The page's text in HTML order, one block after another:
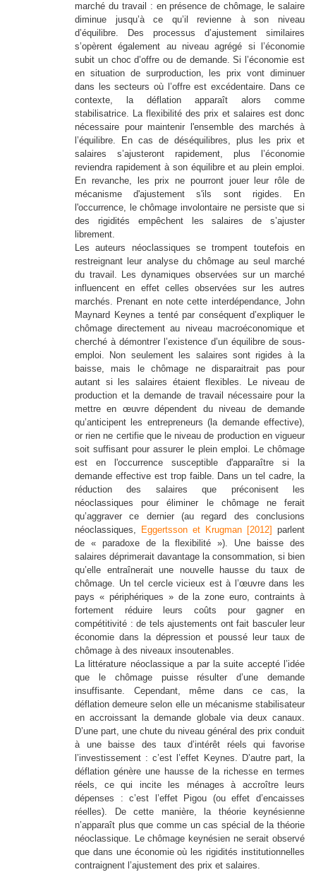
marché du travail : en présence de chômage, le salaire
diminue jusqu’à ce qu’il revienne à son niveau
d’équilibre. Des processus d’ajustement similaires
s’opèrent également au niveau agrégé si l’économie
subit un choc d’offre ou de demande. Si l’économie est
en situation de surproduction, les prix vont diminuer
dans les secteurs où l’offre est excédentaire. Dans ce
contexte, la déflation apparaît alors comme
stabilisatrice. La flexibilité des prix et salaires est donc
nécessaire pour maintenir l'ensemble des marchés à
l’équilibre. En cas de déséquilibres, plus les prix et
salaires s’ajusteront rapidement, plus l’économie
reviendra rapidement à son équilibre et au plein emploi.
En revanche, les prix ne pourront jouer leur rôle de
mécanisme d'ajustement s'ils sont rigides.
En
l'occurrence, le chômage involontaire ne persiste que si
des rigidités empêchent les salaires de s’ajuster
librement.
Les auteurs néoclassiques se trompent toutefois en
restreignant leur analyse du chômage au seul marché
du travail. Les dynamiques observées sur un marché
influencent en effet celles observées sur les autres
marchés. Prenant en note cette interdépendance, John
Maynard Keynes a tenté par conséquent d’expliquer le
chômage directement au niveau macroéconomique et
cherché à démontrer l’existence d’un équilibre de sous-
emploi. Non seulement les salaires sont rigides à la
baisse, mais le chômage ne disparaitrait pas pour
autant si les salaires étaient flexibles. Le niveau de
production et la demande de travail nécessaire pour la
mettre en œuvre dépendent du niveau de demande
qu’anticipent les entrepreneurs (la demande effective),
or rien ne certifie que le niveau de production en vigueur
soit suffisant pour assurer le plein emploi. Le chômage
est en l'occurrence susceptible d'apparaître si la
demande effective est trop faible. Dans un tel cadre, la
réduction des salaires que préconisent les
néoclassiques pour éliminer le chômage ne ferait
qu’aggraver ce dernier (au regard des conclusions
néoclassiques,
Eggertsson et Krugman [2012] parlent
de « paradoxe de la flexibilité »). Une baisse des
salaires déprimerait davantage la consommation, si bien
qu’elle entraînerait une nouvelle hausse du taux de
chômage. Un tel cercle vicieux est à l’œuvre dans les
pays « périphériques » de la zone euro, contraints à
fortement réduire leurs coûts pour gagner en
compétitivité : de tels ajustements ont fait basculer leur
économie dans la dépression et poussé leur taux de
chômage à des niveaux insoutenables.
La littérature néoclassique a par la suite accepté l’idée
que le chômage puisse résulter d’une demande
insuffisante. Cependant, même dans ce cas, la
déflation demeure selon elle un mécanisme stabilisateur
en accroissant la demande globale via deux canaux.
D’une part, une chute du niveau général des prix conduit
à une baisse des taux d’intérêt réels qui favorise
l’investissement : c’est l’effet Keynes. D’autre part, la
déflation génère une hausse de la richesse en termes
réels, ce qui incite les ménages à accroître leurs
dépenses : c’est l’effet Pigou (ou effet d’encaisses
réelles). De cette manière, la théorie keynésienne
n’apparaît plus que comme un cas spécial de la théorie
néoclassique. Le chômage keynésien ne serait observé
que dans une économie où les rigidités institutionnelles
contraignent l’ajustement des prix et salaires.